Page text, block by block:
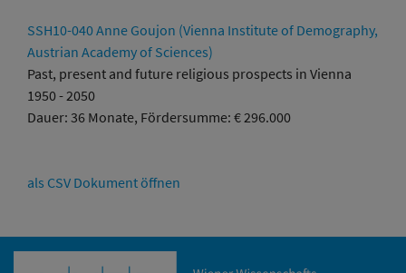
SSH10-040 Anne Goujon (Vienna Institute of Demography,
Austrian Academy of Sciences)
Past, present and future religious prospects in Vienna
1950 - 2050
Dauer: 36 Monate, Fördersumme: € 296.000
als CSV Dokument öffnen